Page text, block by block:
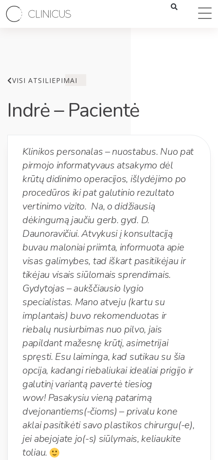
VISI ATSILIEPIMAI
Indrė – Pacientė
Klinikos personalas – nuostabus. Nuo pat
pirmojo informatyvaus atsakymo dėl
krūtų didinimo operacijos, išlydėjimo po
procedūros iki pat galutinio rezultato
vertinimo vizito. Na, o didžiausią
dėkingumą jaučiu gerb. gyd. D.
Daunoravičiui. Atvykusi į konsultaciją
buvau maloniai priimta, informuota apie
visas galimybes, tad iškart pasitikėjau ir
tikėjau visais siūlomais sprendimais.
Gydytojas – aukščiausio lygio
specialistas. Mano atveju (kartu su
implantais) buvo rekomenduotas ir
riebalų nusiurbimas nuo pilvo, jais
papildant mažesnę krūtį, asimetrijai
spręsti. Esu laiminga, kad sutikau su šia
opcija, kadangi riebaliukai idealiai prigijo ir
galutinį variantą pavertė tiesiog
wow! Pasakysiu vieną patarimą
dvejonantiems(-čioms) – privalu kone
aklai pasitikėti savo plastikos chirurgu(-e),
jei abejojate jo(-s) siūlymais, keliaukite
toliau.